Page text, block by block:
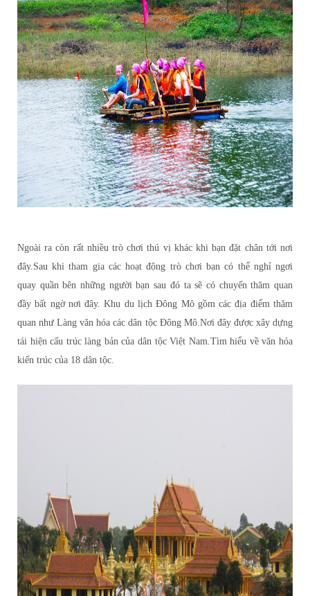
Ngoài ra còn rất nhiều trò chơi thú vị khác khi bạn đặt chân tới nơi
đây.Sau khi tham gia các hoạt động trò chơi bạn có thể nghỉ ngơi
quay quần bên những người bạn sau đó ta sẽ có chuyến thăm quan
đầy bất ngờ nơi đây.Khu du lịch Đông Mô gồm các địa điểm thăm
quan như Làng văn hóa các dân tộc Đông Mô.Nơi đây được xây dựng
tái hiện cấu trúc làng bản của dân tộc Việt Nam.Tìm hiểu về văn hóa
kiến trúc của 18 dân tộc.